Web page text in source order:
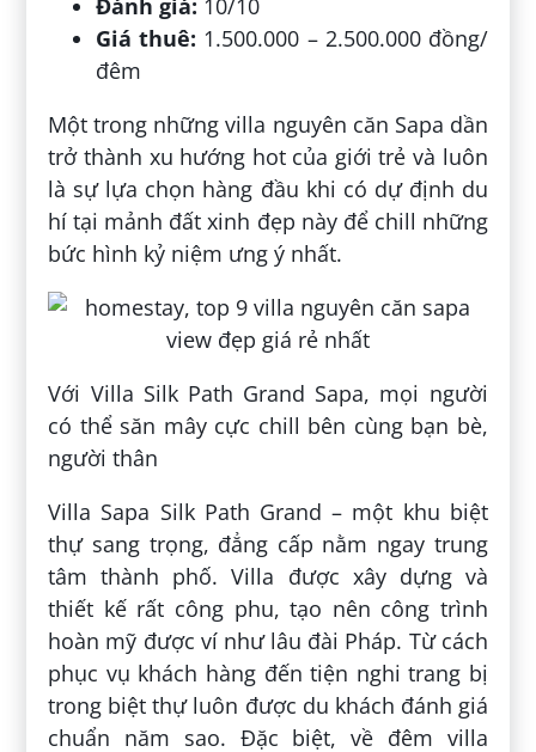
Đánh giá: 10/10
Giá thuê: 1.500.000 – 2.500.000 đồng/
đêm
Một trong những villa nguyên căn Sapa dần
trở thành xu hướng hot của giới trẻ và luôn
là sự lựa chọn hàng đầu khi có dự định du
hí tại mảnh đất xinh đẹp này để chill những
bức hình kỷ niệm ưng ý nhất.
Với Villa Silk Path Grand Sapa, mọi người
có thể săn mây cực chill bên cùng bạn bè,
người thân
Villa Sapa Silk Path Grand – một khu biệt
thự sang trọng, đẳng cấp nằm ngay trung
tâm thành phố. Villa được xây dựng và
thiết kế rất công phu, tạo nên công trình
hoàn mỹ được ví như lâu đài Pháp. Từ cách
phục vụ khách hàng đến tiện nghi trang bị
trong biệt thự luôn được du khách đánh giá
chuẩn năm sao. Đặc biệt, về đêm villa